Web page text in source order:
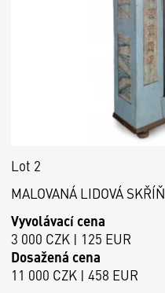
Lot 2
MALOVANÁ LIDOVÁ SKŘÍŇ
Vyvolávací cena
3 000 CZK | 125 EUR
Dosažená cena
11 000 CZK | 458 EUR